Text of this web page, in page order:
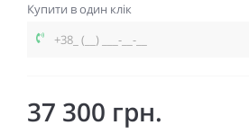
Купити в один клік
37 300 грн.